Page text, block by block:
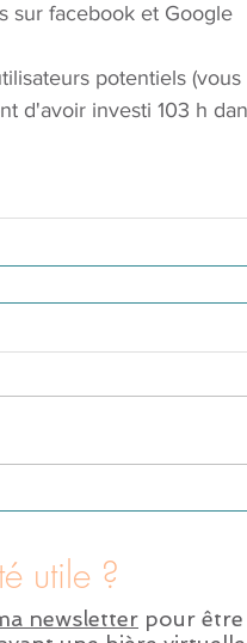
sur facebook et Google
potentiels (vous
d'avoir investi 103 h
utile ?
newsletter pour